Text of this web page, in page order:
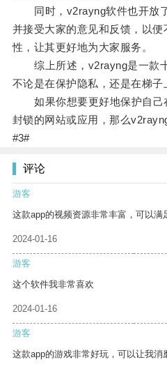
同时，v2rayng软件也开放了
并接受大家的意见和反馈，以
性，让其更好地为大家服务。
综上所述，v2rayng是一款十
不论是在保护隐私，还是在梯子
如果你想要更好地保护自己
封锁的网站或应用，那么
#3#
评论
游客
这款app的视频资源非常丰富，可以满
2024-01-16
游客
这个软件我非常喜欢
2024-01-16
游客
这款app的游戏非常好玩，可以让我消